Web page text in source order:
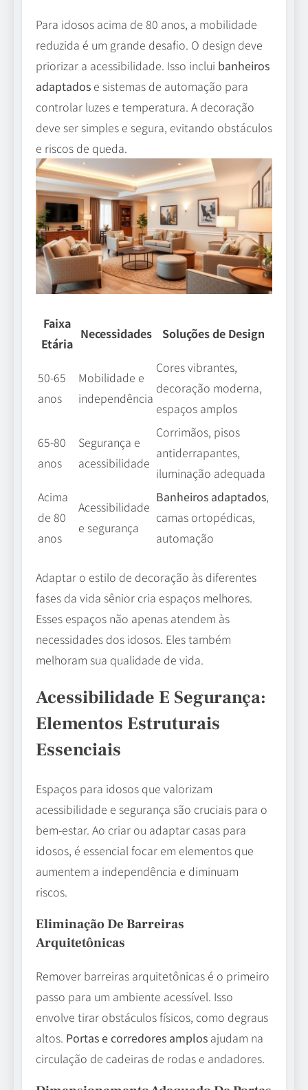
Para idosos acima de 80 anos, a mobilidade
reduzida é um grande desafio. O design deve
priorizar a acessibilidade. Isso inclui banheiros
adaptados e sistemas de automação para
controlar luzes e temperatura. A decoração
deve ser simples e segura, evitando obstáculos
e riscos de queda.
Faixa
Etária
Necessidades Soluções de Design
50-65
anos
Mobilidade e
independência
Cores vibrantes,
decoração moderna,
espaços amplos
65-80
anos
Segurança e
acessibilidade
Corrimãos, pisos
antiderrapantes,
iluminação adequada
Acima
de 80
anos
Acessibilidade
e segurança
Banheiros adaptados,
camas ortopédicas,
automação
Adaptar o estilo de decoração às diferentes
fases da vida sênior cria espaços melhores.
Esses espaços não apenas atendem às
necessidades dos idosos. Eles também
melhoram sua qualidade de vida.
Acessibilidade E Segurança:
Elementos Estruturais
Essenciais
Espaços para idosos que valorizam
acessibilidade e segurança são cruciais para o
bem-estar. Ao criar ou adaptar casas para
idosos, é essencial focar em elementos que
aumentem a independência e diminuam
riscos.
Eliminação De Barreiras
Arquitetônicas
Remover barreiras arquitetônicas é o primeiro
passo para um ambiente acessível. Isso
envolve tirar obstáculos físicos, como degraus
altos. Portas e corredores amplos ajudam na
circulação de cadeiras de rodas e andadores.